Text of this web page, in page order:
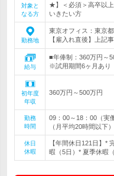
対象と
なる方
★】＜必須＞高卒以
いきたい方
勤務地
東京オフィス：東京
【雇入れ直後】上記
給与
■年俸制：360万円～
※試用期間6ヶ月あり
初年度
年収
360万円～500万円
勤務
時間
09：00～18：00（実
（月平均20時間以下
休日
休暇
【年間休日121日】*
暇（5日）* 夏季休暇